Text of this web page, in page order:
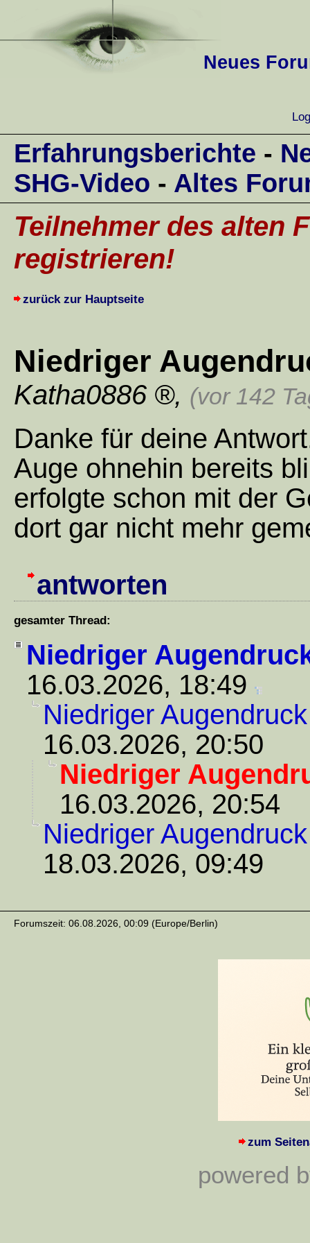
Neues
Erfahrungsberichte -
SHG-Video - Altes
Teilnehmer des alten
registrieren!
zurück zur Hauptseite
Niedriger
Katha0886 , (vor 142
Danke für deine
Auge ohnehin bereits
erfolgte schon mit der
dort gar nicht mehr
antworten
gesamter Thread:
Niedriger
16.03.2026, 18:49
Niedriger Augendruck
16.03.2026, 20:50
Niedriger
16.03.2026, 20:54
Niedriger Augendruck
18.03.2026, 09:49
Forumszeit: 06.08.2026, 00:09 (Europe/Berlin)
zum
powered